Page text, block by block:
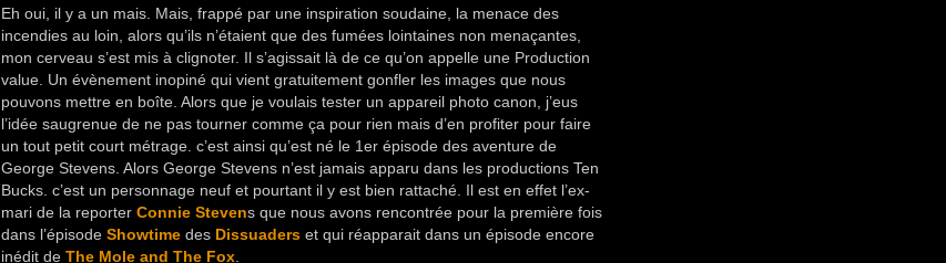
Eh oui, il y a un mais. Mais, frappé par une inspiration soudaine, la menace des
incendies au loin, alors qu’ils n’étaient que des fumées lointaines non menaçantes,
mon cerveau s’est mis à clignoter. Il s’agissait là de ce qu’on appelle une Production
value. Un évènement inopiné qui vient gratuitement gonfler les images que nous
pouvons mettre en boîte. Alors que je voulais tester un appareil photo canon, j’eus
l’idée saugrenue de ne pas tourner comme ça pour rien mais d’en profiter pour faire
un tout petit court métrage. c’est ainsi qu’est né le 1er épisode des aventure de
George Stevens. Alors George Stevens n’est jamais apparu dans les productions Ten
Bucks. c’est un personnage neuf et pourtant il y est bien rattaché. Il est en effet l’ex-
mari de la reporter Connie Stevens que nous avons rencontrée pour la première fois
dans l’épisode Showtime des Dissuaders et qui réapparait dans un épisode encore
inédit de The Mole and The Fox